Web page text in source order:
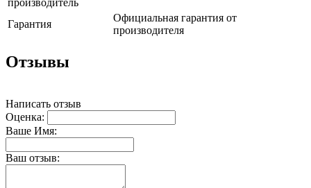
Гарантия
Официальная гарантия от
производителя
Отзывы
Написать отзыв
Оценка:
Ваше Имя:
Ваш отзыв: